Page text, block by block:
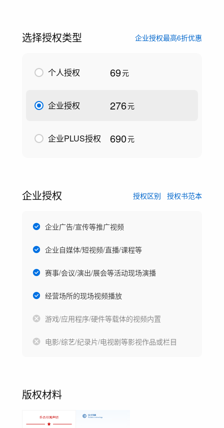
选择授权类型 企业授权最高6折优惠
个人授权 69元
企业授权 276元
企业PLUS授权 690元
企业授权 授权区别 授权书范本
企业广告/宣传等推广视频
企业自媒体/短视频/直播/课程等
赛事/会议/演出/展会等活动现场演播
经营场所的现场视频播放
游戏/应用程序/硬件等载体的视频内置
电影/综艺/纪录片/电视剧等影视作品或栏目
版权材料